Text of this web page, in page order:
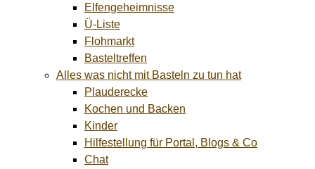
Elfengeheimnisse
Ü-Liste
Flohmarkt
Basteltreffen
Alles was nicht mit Basteln zu tun hat
Plauderecke
Kochen und Backen
Kinder
Hilfestellung für Portal, Blogs & Co
Chat